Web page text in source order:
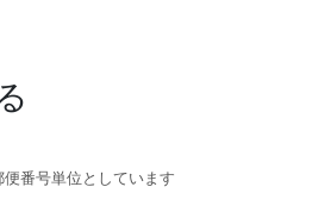
番号単位としています